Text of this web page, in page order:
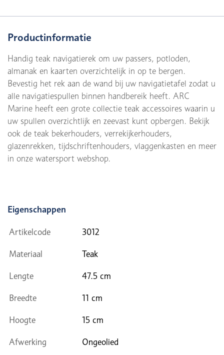
Productinformatie
Handig teak navigatierek om uw passers, potloden,
almanak en kaarten overzichtelijk in op te bergen.
Bevestig het rek aan de wand bij uw navigatietafel zodat u
alle navigatiespullen binnen handbereik heeft. ARC
Marine heeft een grote collectie teak accessoires waarin u
uw spullen overzichtlijk en zeevast kunt opbergen. Bekijk
ook de teak bekerhouders, verrekijkerhouders,
glazenrekken, tijdschriftenhouders, vlaggenkasten en meer
in onze watersport webshop.
Eigenschappen
Artikelcode 3012
Materiaal Teak
Lengte 47.5 cm
Breedte 11 cm
Hoogte 15 cm
Afwerking Ongeolied